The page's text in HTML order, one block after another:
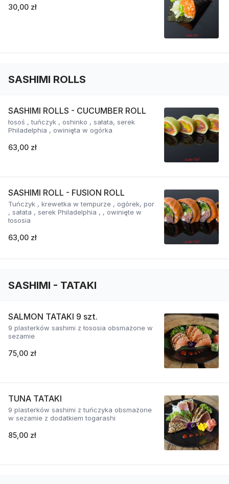
30,00 zł
SASHIMI ROLLS
SASHIMI ROLLS - CUCUMBER ROLL
łosoś , tuńczyk , oshinko , sałata, serek
Philadelphia , owinięta w ogórka
63,00 zł
SASHIMI ROLL - FUSION ROLL
Tuńczyk , krewetka w tempurze , ogórek, por
, sałata , serek Philadelphia , , owinięte w
łososia
63,00 zł
SASHIMI - TATAKI
SALMON TATAKI 9 szt.
9 plasterków sashimi z łososia obsmażone w
sezamie
75,00 zł
TUNA TATAKI
9 plasterków sashimi z tuńczyka obsmażone
w sezamie z dodatkiem togarashi
85,00 zł